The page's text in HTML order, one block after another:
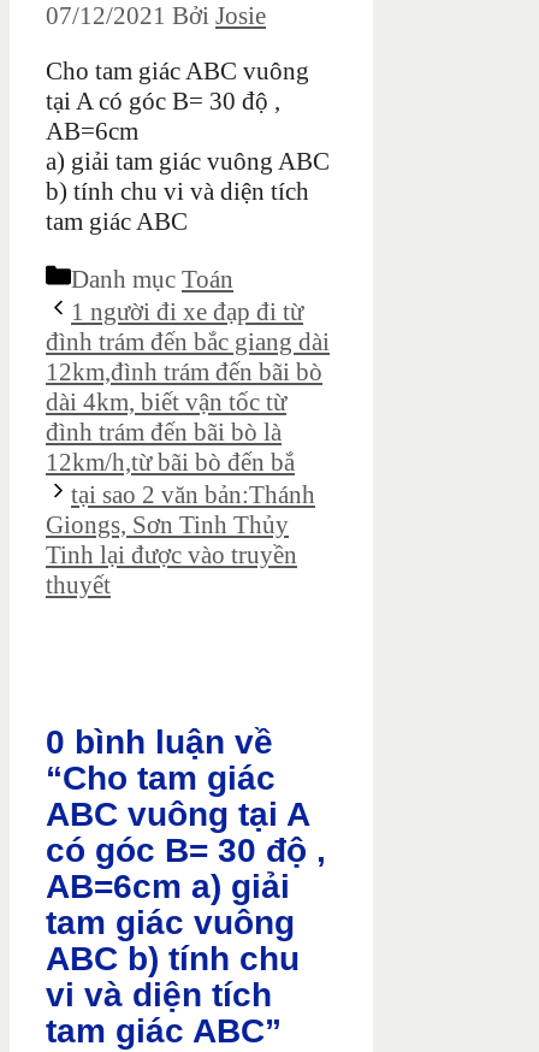
07/12/2021 Bởi Josie
Cho tam giác ABC vuông
tại A có góc B= 30 độ ,
AB=6cm
a) giải tam giác vuông ABC
b) tính chu vi và diện tích
tam giác ABC
Danh mục Toán
1 người đi xe đạp đi từ
đình trám đến bắc giang dài
12km,đình trám đến bãi bò
dài 4km, biết vận tốc từ
đình trám đến bãi bò là
12km/h,từ bãi bò đến bắ
tại sao 2 văn bản:Thánh
Giongs, Sơn Tinh Thủy
Tinh lại được vào truyền
thuyết
0 bình luận về
“Cho tam giác
ABC vuông tại A
có góc B= 30 độ ,
AB=6cm a) giải
tam giác vuông
ABC b) tính chu
vi và diện tích
tam giác ABC”